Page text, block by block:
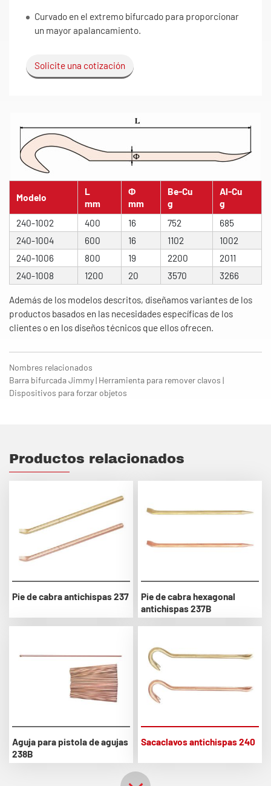
Curvado en el extremo bifurcado para proporcionar
un mayor apalancamiento.
Solicite una cotización
Modelo
L
mm
Φ
mm
Be-Cu
g
Al-Cu
g
240-1002
400 16 752
685
240-1004
600 16 1102
1002
240-1006
800 19 2200
2011
240-1008
1200 20 3570 3266
Además de los modelos descritos, diseñamos variantes de los
productos basados en las necesidades específicas de los
clientes o en los diseños técnicos que ellos ofrecen.
Nombres relacionados
Barra bifurcada Jimmy | Herramienta para remover clavos |
Dispositivos para forzar objetos
Productos relacionados
Pie de cabra antichispas 237
Pie de cabra hexagonal
antichispas 237B
Aguja para pistola de agujas
238B
Sacaclavos antichispas 240